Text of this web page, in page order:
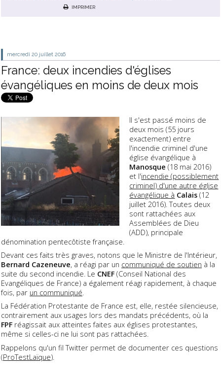
IMPRIMER
mercredi 20 juillet 2016
France: deux incendies d'églises
évangéliques en moins de deux mois
Il s'est passé moins de
deux mois (55 jours
exactement) entre
l'incendie criminel d'une
église évangélique à
Manosque (18 mai 2016)
et l'incendie (possiblement
criminel) d'une autre église
évangélique à Calais (12
juillet 2016). Toutes deux
sont rattachées aux
Assemblées de Dieu
(ADD), principale
dénomination pentecôtiste française.
Devant ces faits très graves, notons que le Ministre de l'Intérieur,
Bernard Cazeneuve, a réagi par un communiqué de soutien à la
suite du second incendie. Le CNEF (Conseil National des
Evangéliques de France) a également réagi rapidement, à chaque
fois, par un communiqué.
La Fédération Protestante de France est, elle, restée silencieuse,
contrairement aux usages lors des mandats précédents, où la
FPF réagissait aux atteintes faites aux églises protestantes,
même si celles-ci ne lui sont pas rattachées.
Rappelons qu'un fil Twitter permet de documenter ces questions
(ProTestLaïque).